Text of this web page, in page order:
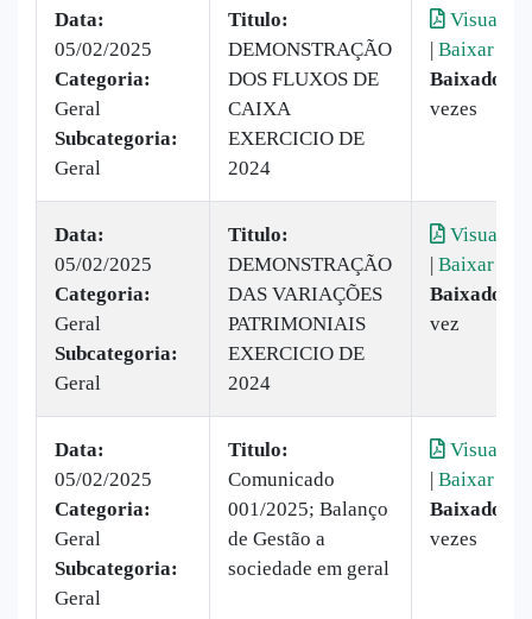
Data:
05/02/2025
Categoria:
Geral
Subcategoria:
Geral
Titulo:
DEMONSTRAÇÃO
DOS FLUXOS DE
CAIXA
EXERCICIO DE
2024
| Baixar
Baixado:
vezes
Data:
05/02/2025
Categoria:
Geral
Subcategoria:
Geral
Titulo:
DEMONSTRAÇÃO
DAS VARIAÇÕES
PATRIMONIAIS
EXERCICIO DE
2024
| Baixar
Baixado:
vez
Data:
05/02/2025
Categoria:
Geral
Subcategoria:
Geral
Titulo:
Comunicado
001/2025; Balanço
de Gestão a
sociedade em geral
| Baixar
Baixado:
vezes